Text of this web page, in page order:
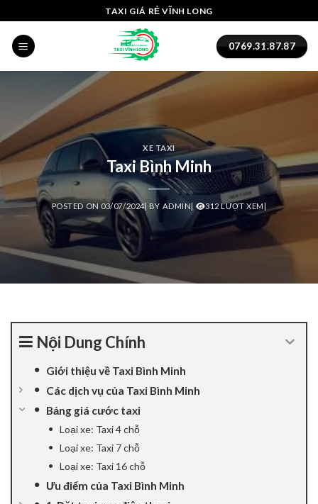
panel
paketleri
panel
panel
panel
panel
panel
panel
Panel
to
content
TAXI GIÁ RẺ VĨNH LONG
0769.31.87.87
XE TAXI
Taxi Bình Minh
POSTED ON 03/07/2024| BY ADMIN| 312 LƯỢT XEM|
Nội Dung Chính
Giới thiệu về Taxi Bình Minh
Các dịch vụ của Taxi Bình Minh
Bảng giá cước taxi
Loại xe: Taxi 4 chỗ
Loại xe: Taxi 7 chỗ
Loại xe: Taxi 16 chỗ
Ưu điểm của Taxi Bình Minh